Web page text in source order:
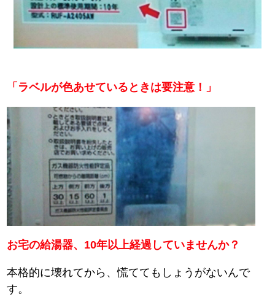
「ラベルが色あせているときは要注意！」
お宅の給湯器、10年以上経過していませんか？
本格的に壊れてから、慌ててもしょうがないんで
す。